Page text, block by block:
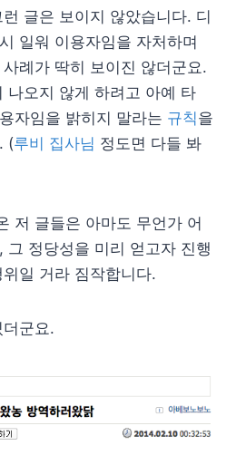
글은 보이지 않았습니다. 디
일워 이용자임을 자처하며
례가 딱히 보이진 않더군요.
나오지 않게 하려고 아예 타
자임을 밝히지 말라는 규칙을
(루비 집사님 정도면 다들 봐
저 글들은 아마도 무언가 어
그 정당성을 미리 얻고자 진행
일 거라 짐작합니다.
군요.